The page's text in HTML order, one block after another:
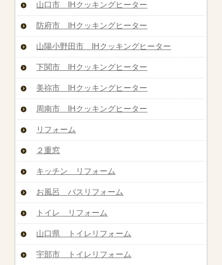
山口市 IHクッキングヒーター
防府市 IHクッキングヒーター
山陽小野田市 IHクッキングヒーター
下関市 IHクッキングヒーター
美祢市 IHクッキングヒーター
周南市 IHクッキングヒーター
リフォーム
２重窓
キッチン リフォーム
お風呂 バスリフォーム
トイレ リフォーム
山口県 トイレリフォーム
宇部市 トイレリフォーム